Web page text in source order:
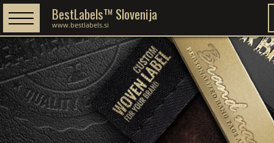
BestLabels™ Slovenija
www.bestlabels.si